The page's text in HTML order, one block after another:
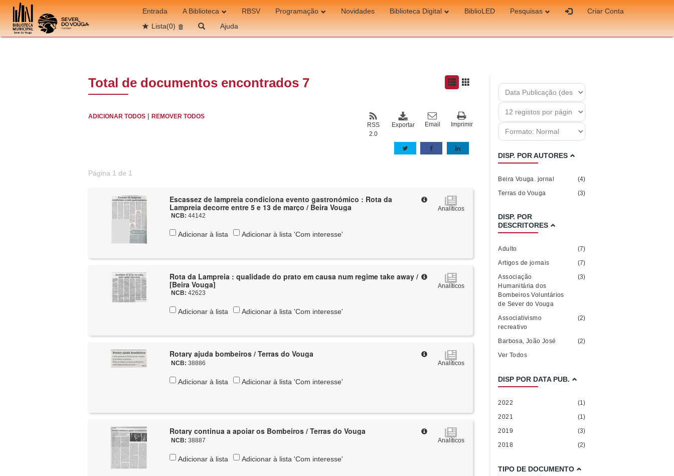
Ir para o conteúdo
Entrada A Biblioteca RBSV Programação Novidades Biblioteca Digital BiblioLED Pesquisas
Criar Conta
Lista(0) Ajuda
Total de documentos encontrados 7
ADICIONAR TODOS |REMOVER TODOS
Imprimir
Email
Exportar
RSS
2.0
Página 1 de 1
Escassez de lampreia condiciona evento gastronómico : Rota da
Lampreia decorre entre 5 e 13 de março / Beira Vouga
NCB:44142
Analíticos
Adicionar à lista Adicionar à lista 'Com interesse'
Rota da Lampreia : qualidade do prato em causa num regime take away /
[Beira Vouga]
NCB:42623
Analíticos
Adicionar à lista Adicionar à lista 'Com interesse'
Rotary ajuda bombeiros / Terras do Vouga
NCB:38886 Analíticos
Adicionar à lista Adicionar à lista 'Com interesse'
Rotary continua a apoiar os Bombeiros / Terras do Vouga
NCB:38887 Analíticos
Adicionar à lista Adicionar à lista 'Com interesse'
DISP. POR AUTORES
Beira Vouga. jornal
(4)
Terras do Vouga
(3)
DISP. POR
DESCRITORES
Adulto
(7)
Artigos de jornais
(7)
Associação
Humanitária dos
Bombeiros Voluntários
de Sever do Vouga
(3)
Associativismo
recreativo
(2)
Barbosa, João José
(2)
Ver Todos
DISP POR DATA PUB.
2022
(1)
2021
(1)
2019
(3)
2018
(2)
TIPO DE DOCUMENTO